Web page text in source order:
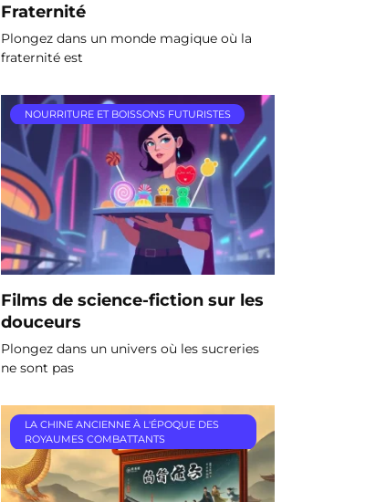
Fraternité
Plongez dans un monde magique où la
fraternité est
NOURRITURE ET BOISSONS FUTURISTES
Films de science-fiction sur les
douceurs
Plongez dans un univers où les sucreries
ne sont pas
LA CHINE ANCIENNE À L'ÉPOQUE DES
ROYAUMES COMBATTANTS